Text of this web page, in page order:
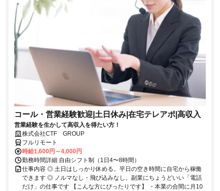
コール・営業経験歓迎|土日休み|在宅テレアポ|高収入
営業経験を生かして高収入を得たい方！
株式会社CTF GROUP
フルリモート
時給1,600円～4,000円
勤務時間詳細 自由シフト制（1日4〜8時間）
仕事内容 ◎ 土日はしっかり休める。平日の空き時間に自宅から稼働
できます ◎ ノルマなし・飛び込みなし。副業にちょうどいい「電話
だけ」の仕事です 【こんな方にぴったりです】 ・本業の合間に月10